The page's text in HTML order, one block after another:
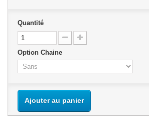
Quantité
Option Chaine
Ajouter au panier